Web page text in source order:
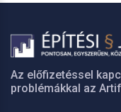
Az előfizetéssel
problémákkal az